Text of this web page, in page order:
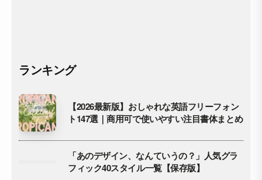
ランキング
【2026最新版】おしゃれな英語フリーフォン
ト147選｜商用可で使いやすい注目書体まとめ
「あのデザイン、なんていうの？」人気グラ
フィック40スタイル一覧【保存版】